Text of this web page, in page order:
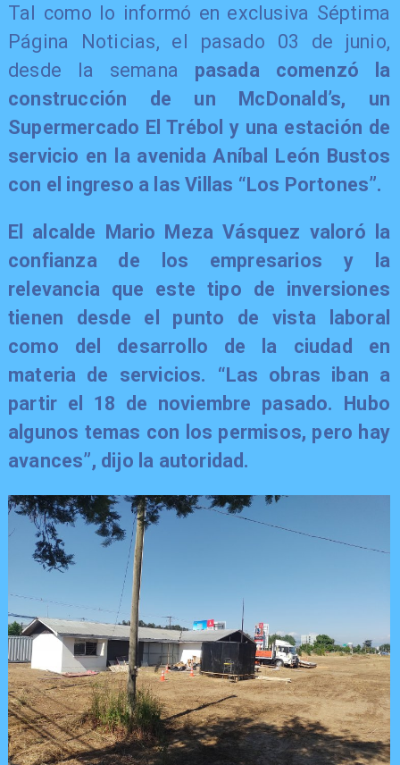
Tal como lo informó en exclusiva Séptima
Página Noticias, el pasado 03 de junio,
desde la semana pasada comenzó la
construcción de un McDonald’s, un
Supermercado El Trébol y una estación de
servicio en la avenida Aníbal León Bustos
con el ingreso a las Villas “Los Portones”.
El alcalde Mario Meza Vásquez valoró la
confianza de los empresarios y la
relevancia que este tipo de inversiones
tienen desde el punto de vista laboral
como del desarrollo de la ciudad en
materia de servicios. “Las obras iban a
partir el 18 de noviembre pasado. Hubo
algunos temas con los permisos, pero hay
avances”, dijo la autoridad.